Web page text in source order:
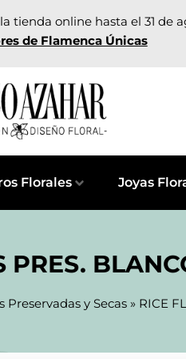
tienda online hasta el 31 de
de Flamenca Únicas
Florales Joyas
PRES.
Preservadas y Secas » RICE